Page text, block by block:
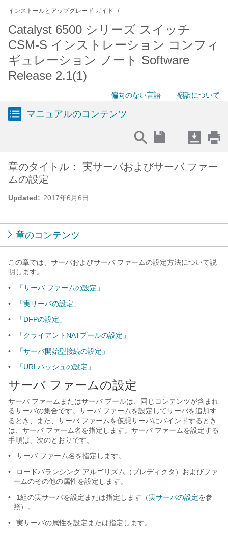
インストールとアップグレード ガイド
Catalyst 6500 シリーズ スイッチ
CSM-S インストレーション コンフィ
ギュレーション ノート Software
Release 2.1(1)
偏向のない言語 翻訳について
マニュアルのコンテンツ
Updated: 2017年6月6日
章のタイトル： 実サーバおよびサーバ ファー
ムの設定
章のコンテンツ
この章では、サーバおよびサーバ ファームの設定方法について説
明します。
•
「サーバ ファームの設定」
•
「実サーバの設定」
•
「DFPの設定」
•
「クライアントNATプールの設定」
•
「サーバ開始型接続の設定」
•
「URLハッシュの設定」
サーバ ファームの設定
サーバ ファームまたはサーバ プールは、同じコンテンツが含まれ
るサーバの集合です。サーバ ファームを設定してサーバを追加す
るとき、また、サーバ ファームを仮想サーバにバインドするとき
は、サーバ ファーム名を指定します。サーバ ファームを設定する
手順は、次のとおりです。
•
サーバ ファーム名を指定します。
•
ロードバランシング アルゴリズム（プレディクタ）およびファ
ームのその他の属性を設定します。
•
1組の実サーバを設定または指定します（実サーバの設定を参
照）。
•
実サーバの属性を設定または指定します。